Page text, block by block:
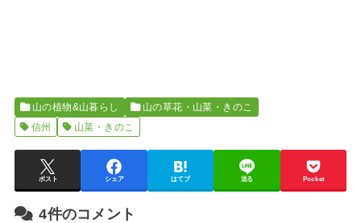
山の植物&山暮らし
山の草花・山菜・きのこ
信州
山菜・きのこ
ポスト シェア はてブ 送る Pocket
4件のコメント